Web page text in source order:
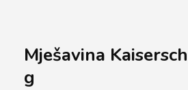
Mješavina
g